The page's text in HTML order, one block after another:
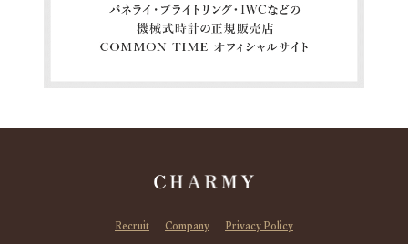
Recruit Company Privacy Policy